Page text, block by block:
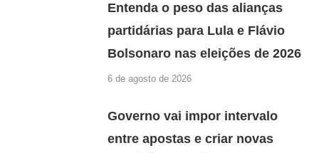
Entenda o peso das alianças
partidárias para Lula e Flávio
Bolsonaro nas eleições de 2026
6 de agosto de 2026
Governo vai impor intervalo
entre apostas e criar novas